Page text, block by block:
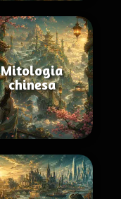
Mitologia
chinesa